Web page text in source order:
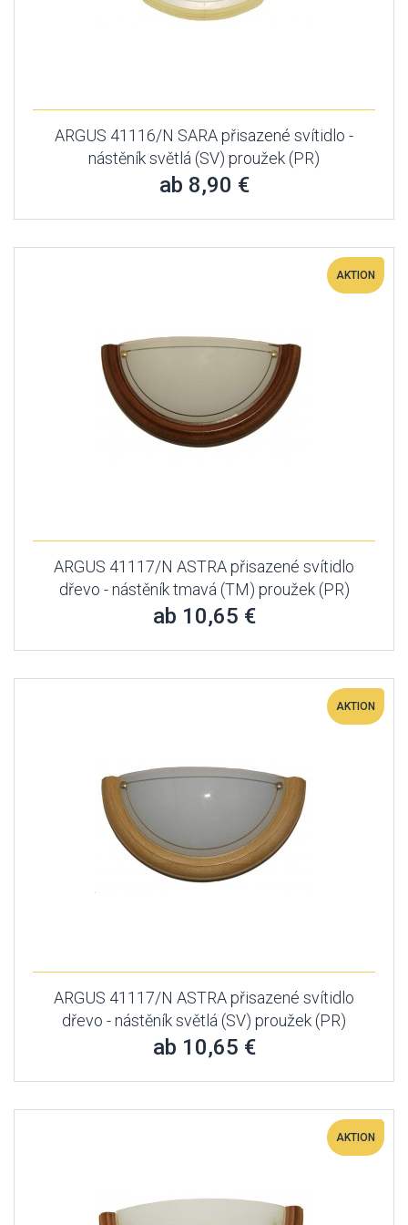
ARGUS 41116/N SARA přisazené svítidlo -
nástěník světlá (SV) proužek (PR)
ab 8,90 €
AKTION
ARGUS 41117/N ASTRA přisazené svítidlo
dřevo - nástěník tmavá (TM) proužek (PR)
ab 10,65 €
AKTION
ARGUS 41117/N ASTRA přisazené svítidlo
dřevo - nástěník světlá (SV) proužek (PR)
ab 10,65 €
AKTION